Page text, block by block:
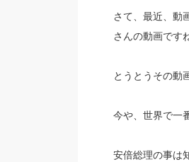
さて、最近、動
さんの動画です
とうとうその動
今や、世界で一
安倍総理の事は